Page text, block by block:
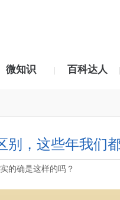
微知识 | 百科达人 |
别，这些年我们
的确是这样的吗？